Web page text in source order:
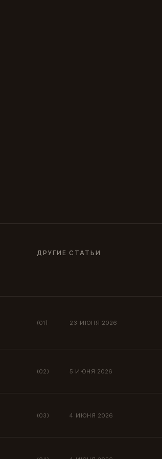
ДРУГИЕ СТАТЬИ
(01) 23 ИЮНЯ 2026
(02) 5 ИЮНЯ 2026
(03) 4 ИЮНЯ 2026